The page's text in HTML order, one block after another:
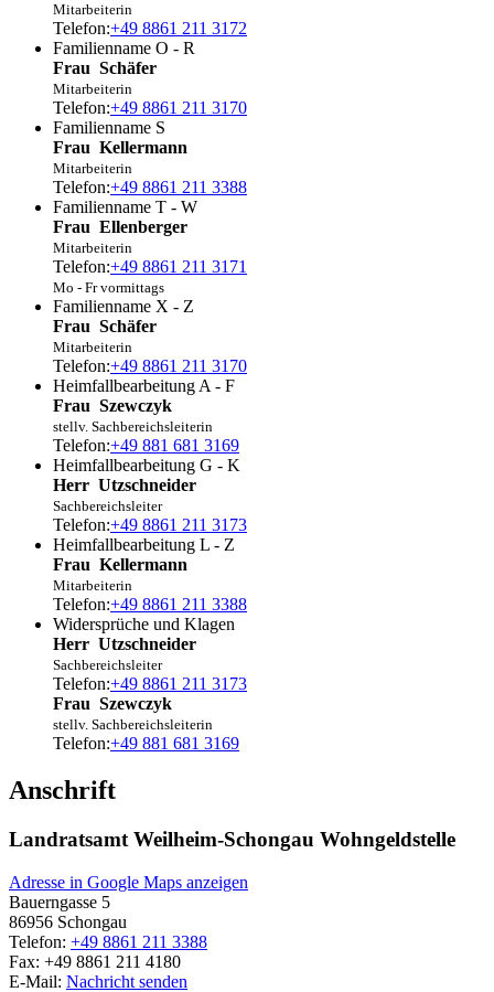
Mitarbeiterin
Telefon:+49 8861 211 3172
Familienname O - R
Frau Schäfer
Mitarbeiterin
Telefon:+49 8861 211 3170
Familienname S
Frau Kellermann
Mitarbeiterin
Telefon:+49 8861 211 3388
Familienname T - W
Frau Ellenberger
Mitarbeiterin
Telefon:+49 8861 211 3171
Mo - Fr vormittags
Familienname X - Z
Frau Schäfer
Mitarbeiterin
Telefon:+49 8861 211 3170
Heimfallbearbeitung A - F
Frau Szewczyk
stellv. Sachbereichsleiterin
Telefon:+49 881 681 3169
Heimfallbearbeitung G - K
Herr Utzschneider
Sachbereichsleiter
Telefon:+49 8861 211 3173
Heimfallbearbeitung L - Z
Frau Kellermann
Mitarbeiterin
Telefon:+49 8861 211 3388
Widersprüche und Klagen
Herr Utzschneider
Sachbereichsleiter
Telefon:+49 8861 211 3173
Frau Szewczyk
stellv. Sachbereichsleiterin
Telefon:+49 881 681 3169
Anschrift
Landratsamt Weilheim-Schongau Wohngeldstelle
Adresse in Google Maps anzeigen
Bauerngasse 5
86956 Schongau
Telefon: +49 8861 211 3388
Fax: +49 8861 211 4180
E-Mail: Nachricht senden